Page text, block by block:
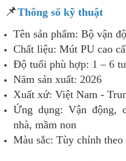
📌Thông số kỹ thuật
Tên sản phẩm: Bộ vận
Chất liệu: Mút PU cao
Độ tuổi phù hợp: 1 – 6
Năm sản xuất: 2026
Xuất xứ: Việt Nam -
Ứng dụng: Vận động,
nhà, mầm non
Màu sắc: Tùy chỉnh theo